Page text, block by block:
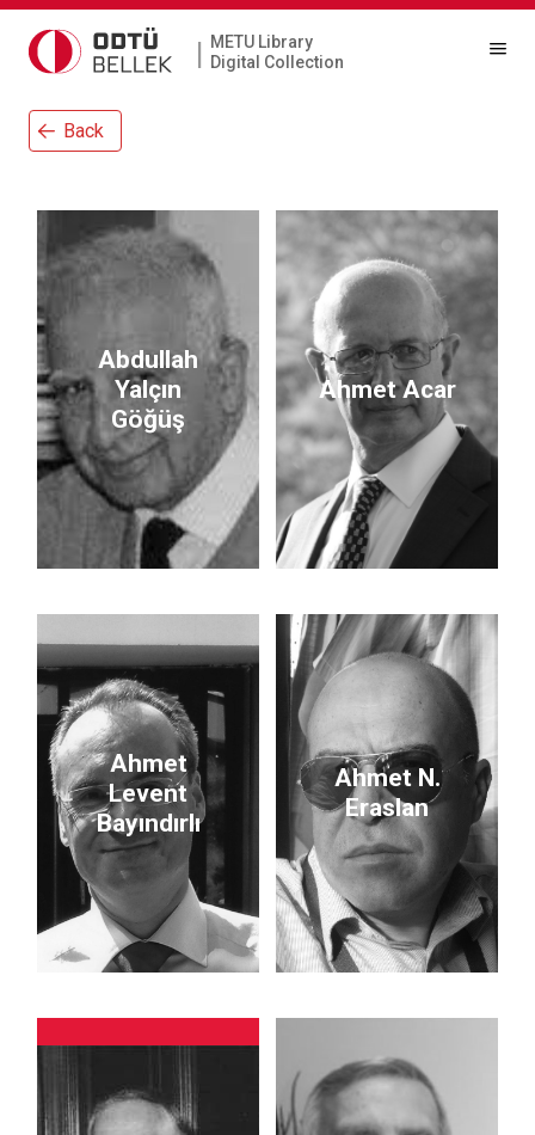
|
METU Library
Digital Collection
Back
Abdullah
Yalçın
Göğüş
Ahmet Acar
Ahmet
Levent
Bayındırlı
Ahmet N.
Eraslan